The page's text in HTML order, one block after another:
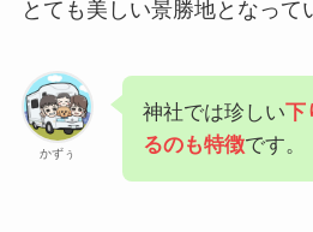
とても美しい景勝地となって
かずぅ
神社では珍しい下
るのも特徴です。